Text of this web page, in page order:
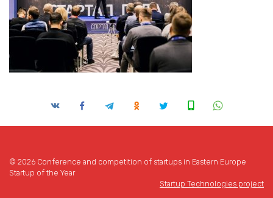
© 2026 Conference and competition of startups in Eastern Europe
Startup of the Year
Startup Technologies project